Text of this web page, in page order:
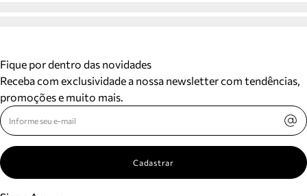
Fique por dentro das novidades
Receba com exclusividade a nossa newsletter com tendências,
promoções e muito mais.
Cadastrar